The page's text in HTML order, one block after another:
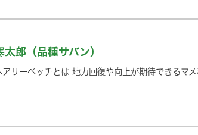
太郎（品種サバン）
アリーベッチとは 地力回復や向上が期待できるマ